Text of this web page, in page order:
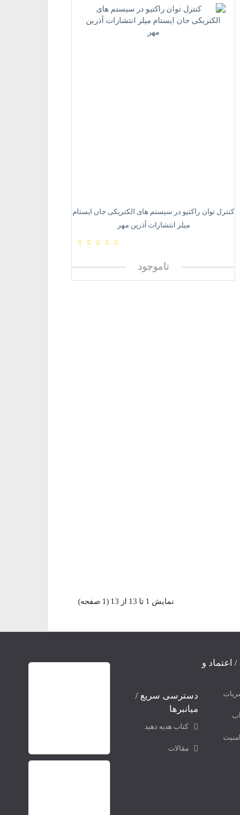
کنترل توان راکتیو در سیستم های الکتریکی جان ایستام
میلر انتشارات آذرین مهر
ناموجود
نمايش 1 تا 13 از 13 (1 صفحه)
اعتماد و
دسترسی سریع /
میانبرها
کتاب هدیه دهید
مقالات